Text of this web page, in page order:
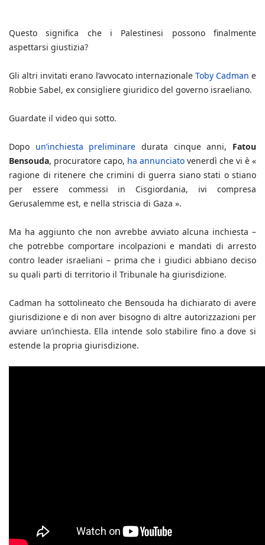
Questo significa che i Palestinesi possono finalmente
aspettarsi giustizia?
Gli altri invitati erano l’avvocato internazionale Toby Cadman e
Robbie Sabel, ex consigliere giuridico del governo israeliano.
Guardate il video qui sotto.
Dopo un’inchiesta preliminare durata cinque anni, Fatou
Bensouda, procuratore capo, ha annunciato venerdì che vi è «
ragione di ritenere che crimini di guerra siano stati o stiano
per essere commessi in Cisgiordania, ivi compresa
Gerusalemme est, e nella striscia di Gaza ».
Ma ha aggiunto che non avrebbe avviato alcuna inchiesta –
che potrebbe comportare incolpazioni e mandati di arresto
contro leader israeliani – prima che i giudici abbiano deciso
su quali parti di territorio il Tribunale ha giurisdizione.
Cadman ha sottolineato che Bensouda ha dichiarato di avere
giurisdizione e di non aver bisogno di altre autorizzazioni per
avviare un’inchiesta. Ella intende solo stabilire fino a dove si
estende la propria giurisdizione.